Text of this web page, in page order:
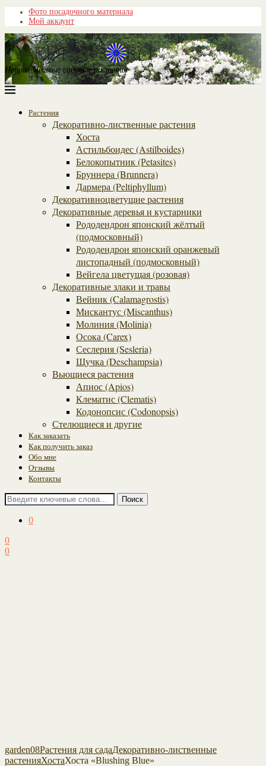
Фото посадочного материала
Мой аккаунт
Неприхотливые садовые растения
Растения
Декоративно-лиственные растения
Хоста
Астильбоидес (Astilboides)
Белокопытник (Рetasites)
Бруннера (Brunnera)
Дармера (Peltiphyllum)
Декоративноцветущие растения
Декоративные деревья и кустарники
Рододендрон японский жёлтый
(подмосковный)
Рододендрон японский оранжевый
листопадный (подмосковный)
Вейгела цветущая (розовая)
Декоративные злаки и травы
Вейник (Calamagrostis)
Мискантус (Miscanthus)
Молиния (Molinia)
Осока (Carex)
Сеслерия (Sesleria)
Щучка (Deschampsia)
Вьющиеся растения
Апиос (Apios)
Клематис (Clematis)
Кодонопсис (Codonopsis)
Стелющиеся и другие
Как заказать
Как получить заказ
Обо мне
Отзывы
Контакты
Поиск
0
0
0
garden08Растения для садаДекоративно-лиственные
растенияХостаХоста «Blushing Blue»